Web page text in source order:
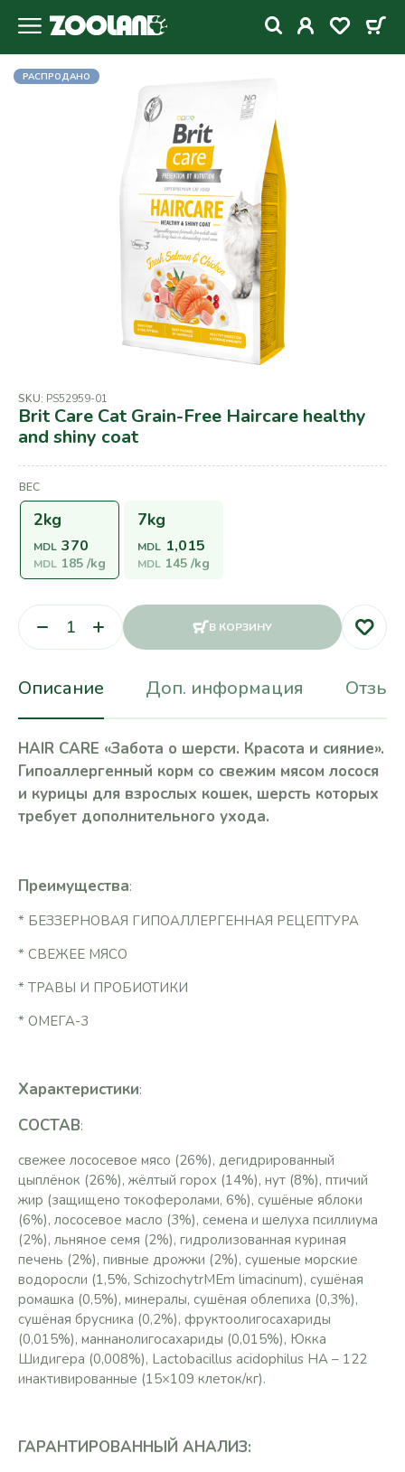
РАСПРОДАНО
SKU: PS52959-01
Brit Care Cat Grain-Free Haircare healthy
and shiny coat
ВЕС
2kg
MDL 370
MDL 185/kg
7kg
MDL 1,015
MDL 145/kg
В КОРЗИНУ
Описание Доп. информация
HAIR CARE «Забота о шерсти. Красота и сияние».
Гипоаллергенный корм со свежим мясом лосося
и курицы для взрослых кошек, шерсть которых
требует дополнительного ухода.
Преимущества:
* БЕЗЗЕРНОВАЯ ГИПОАЛЛЕРГЕННАЯ РЕЦЕПТУРА
* СВЕЖЕЕ МЯСО
* ТРАВЫ И ПРОБИОТИКИ
* ОМЕГА-3
Характеристики:
СОСТАВ:
свежее лососевое мясо (26%), дегидрированный
цыплёнок (26%), жёлтый горох (14%), нут (8%), птичий
жир (защищено токоферолами, 6%), сушёные яблоки
(6%), лососевое масло (3%), семена и шелуха псиллиума
(2%), льняное семя (2%), гидролизованная куриная
печень (2%), пивные дрожжи (2%), сушеные морские
водоросли (1,5%, SchizochytrMEm limacinum), сушёная
ромашка (0,5%), минералы, сушёная облепиха (0,3%),
сушёная брусника (0,2%), фруктоолигосахариды
(0,015%), маннанолигосахариды (0,015%), Юкка
Шидигера (0,008%), Lactobacillus acidophilus HA – 122
инактивированные (15×109 клеток/кг).
ГАРАНТИРОВАННЫЙ АНАЛИЗ: